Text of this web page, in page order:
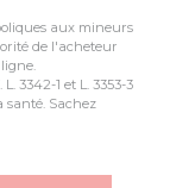
aux mineurs
de l'acheteur
3342-1 et L. 3353-3
santé. Sachez